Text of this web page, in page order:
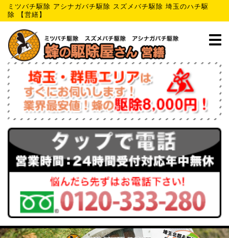
ミツバチ駆除 アシナガバチ駆除 スズメバチ駆除 埼玉のハチ駆
除 【営繕】